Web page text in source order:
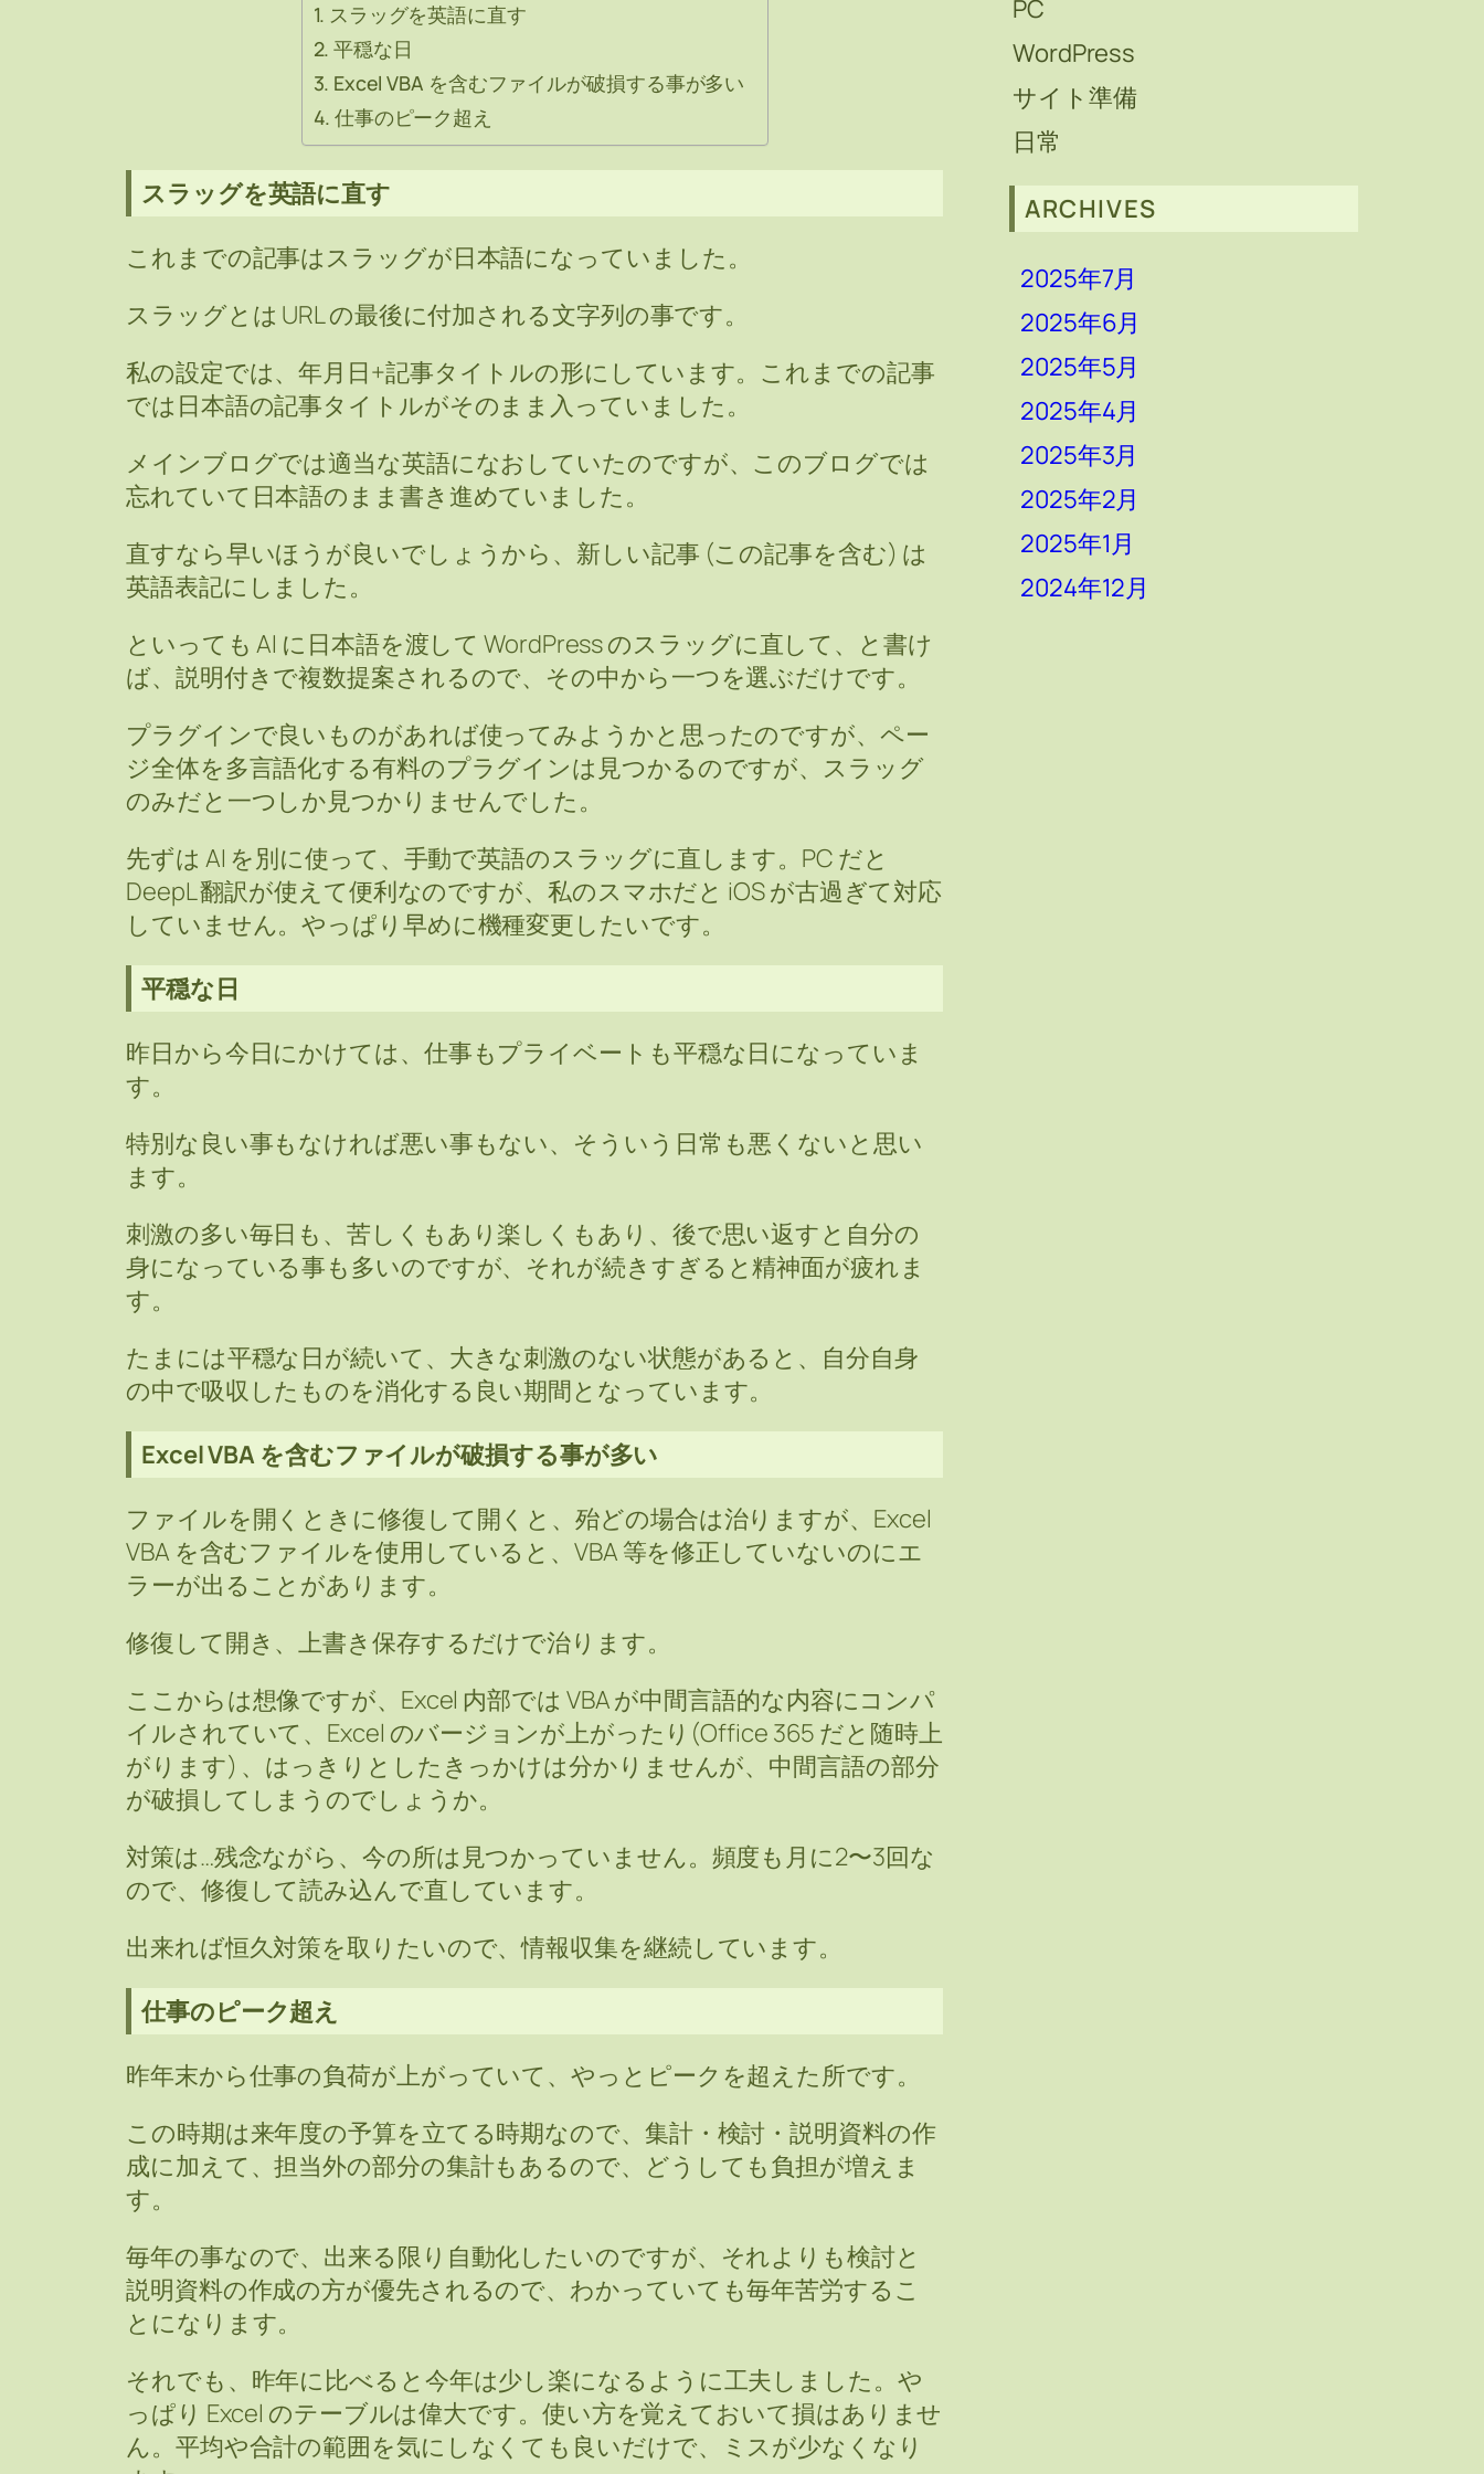
スラッグを英語に直す
平穏な日
Excel VBA を含むファイルが破損する事が多い
仕事のピーク超え
スラッグを英語に直す
これまでの記事はスラッグが日本語になっていました。
スラッグとは URL の最後に付加される文字列の事です。
私の設定では、年月日+記事タイトルの形にしています。これまでの記事
では日本語の記事タイトルがそのまま入っていました。
メインブログでは適当な英語になおしていたのですが、このブログでは
忘れていて日本語のまま書き進めていました。
直すなら早いほうが良いでしょうから、新しい記事 (この記事を含む) は
英語表記にしました。
といっても AI に日本語を渡して WordPress のスラッグに直して、と書け
ば、説明付きで複数提案されるので、その中から一つを選ぶだけです。
プラグインで良いものがあれば使ってみようかと思ったのですが、ペー
ジ全体を多言語化する有料のプラグインは見つかるのですが、スラッグ
のみだと一つしか見つかりませんでした。
先ずは AI を別に使って、手動で英語のスラッグに直します。PC だと
DeepL 翻訳が使えて便利なのですが、私のスマホだと iOS が古過ぎて対応
していません。やっぱり早めに機種変更したいです。
平穏な日
昨日から今日にかけては、仕事もプライベートも平穏な日になっていま
す。
特別な良い事もなければ悪い事もない、そういう日常も悪くないと思い
ます。
刺激の多い毎日も、苦しくもあり楽しくもあり、後で思い返すと自分の
身になっている事も多いのですが、それが続きすぎると精神面が疲れま
す。
たまには平穏な日が続いて、大きな刺激のない状態があると、自分自身
の中で吸収したものを消化する良い期間となっています。
Excel VBA を含むファイルが破損する事が多い
ファイルを開くときに修復して開くと、殆どの場合は治りますが、Excel
VBA を含むファイルを使用していると、VBA 等を修正していないのにエ
ラーが出ることがあります。
修復して開き、上書き保存するだけで治ります。
ここからは想像ですが、Excel 内部では VBA が中間言語的な内容にコンパ
イルされていて、Excel のバージョンが上がったり(Office 365 だと随時上
がります) 、はっきりとしたきっかけは分かりませんが、中間言語の部分
が破損してしまうのでしょうか。
対策は…残念ながら、今の所は見つかっていません。頻度も月に2〜3回な
ので、修復して読み込んで直しています。
出来れば恒久対策を取りたいので、情報収集を継続しています。
仕事のピーク超え
昨年末から仕事の負荷が上がっていて、やっとピークを超えた所です。
この時期は来年度の予算を立てる時期なので、集計・検討・説明資料の作
成に加えて、担当外の部分の集計もあるので、どうしても負担が増えま
す。
毎年の事なので、出来る限り自動化したいのですが、それよりも検討と
説明資料の作成の方が優先されるので、わかっていても毎年苦労するこ
とになります。
それでも、昨年に比べると今年は少し楽になるように工夫しました。や
っぱり Excel のテーブルは偉大です。使い方を覚えておいて損はありませ
ん。平均や合計の範囲を気にしなくても良いだけで、ミスが少なくなり
PC
WordPress
サイト準備
日常
ARCHIVES
2025年7月
2025年6月
2025年5月
2025年4月
2025年3月
2025年2月
2025年1月
2024年12月